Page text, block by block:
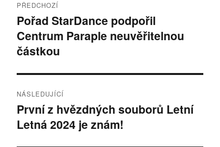
pro
příspěvek
PŘEDCHOZÍ
Předchozí
příspěvek:
Pořad StarDance podpořil
Centrum Paraple neuvěřitelnou
částkou
NÁSLEDUJÍCÍ
Následující
příspěvek:
První z hvězdných souborů Letní
Letná 2024 je znám!